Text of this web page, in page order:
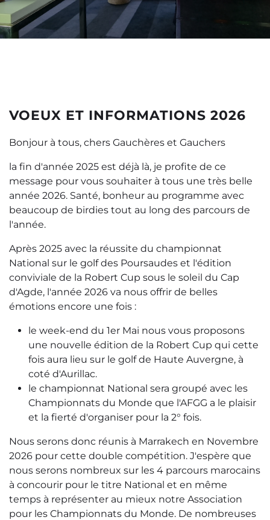
VOEUX ET INFORMATIONS 2026
Bonjour à tous, chers Gauchères et Gauchers
la fin d'année 2025 est déjà là, je profite de ce
message pour vous souhaiter à tous une très belle
année 2026. Santé, bonheur au programme avec
beaucoup de birdies tout au long des parcours de
l'année.
Après 2025 avec la réussite du championnat
National sur le golf des Poursaudes et l'édition
conviviale de la Robert Cup sous le soleil du Cap
d'Agde, l'année 2026 va nous offrir de belles
émotions encore une fois :
le week-end du 1er Mai nous vous proposons
une nouvelle édition de la Robert Cup qui cette
fois aura lieu sur le golf de Haute Auvergne, à
coté d'Aurillac.
le championnat National sera groupé avec les
Championnats du Monde que l'AFGG a le plaisir
et la fierté d'organiser pour la 2° fois.
Nous serons donc réunis à Marrakech en Novembre
2026 pour cette double compétition. J'espère que
nous serons nombreux sur les 4 parcours marocains
à concourir pour le titre National et en même
temps à représenter au mieux notre Association
pour les Championnats du Monde. De nombreuses